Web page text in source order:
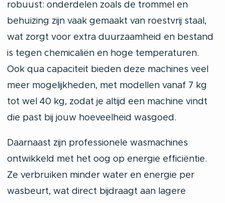
robuust: onderdelen zoals de trommel en
behuizing zijn vaak gemaakt van roestvrij staal,
wat zorgt voor extra duurzaamheid en bestand
is tegen chemicaliën en hoge temperaturen.
Ook qua capaciteit bieden deze machines veel
meer mogelijkheden, met modellen vanaf 7 kg
tot wel 40 kg, zodat je altijd een machine vindt
die past bij jouw hoeveelheid wasgoed.
Daarnaast zijn professionele wasmachines
ontwikkeld met het oog op energie efficiëntie.
Ze verbruiken minder water en energie per
wasbeurt, wat direct bijdraagt aan lagere